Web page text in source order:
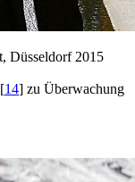
Düsseldorf 2015
[14] zu Überwachung